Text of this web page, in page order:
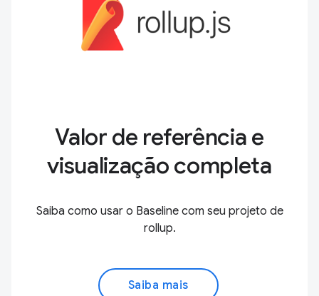
Valor de referência e
visualização completa
Saiba como usar o Baseline com seu projeto de
rollup.
Saiba mais